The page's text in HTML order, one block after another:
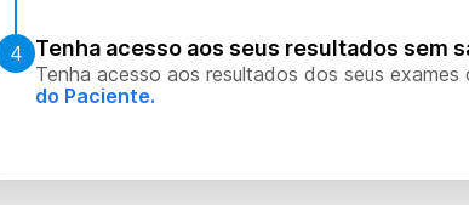
4 Tenha acesso aos seus resultados sem
Tenha acesso aos resultados dos seus
do Paciente.